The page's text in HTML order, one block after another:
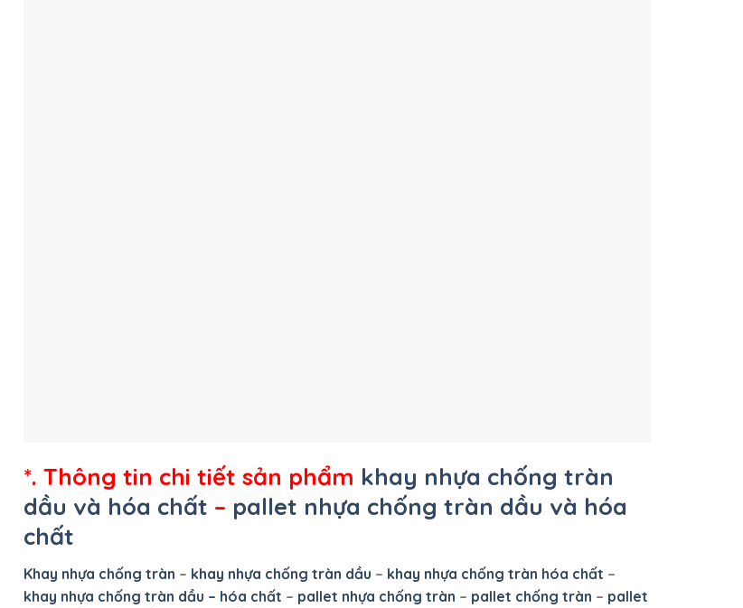
*. Thông tin chi tiết sản phẩm khay nhựa chống tràn
dầu và hóa chất – pallet nhựa chống tràn dầu và hóa
chất
Khay nhựa chống tràn – khay nhựa chống tràn dầu – khay nhựa chống tràn hóa chất –
khay nhựa chống tràn dầu – hóa chất – pallet nhựa chống tràn – pallet chống tràn – pallet